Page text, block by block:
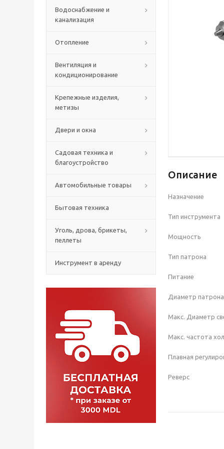
Водоснабжение и
канализация
Отопление
Вентиляция и
кондиционирование
Крепежные изделия,
метизы
Двери и окна
Садовая техника и
благоустройство
Автомобильные товары
Бытовая техника
Уголь, дрова, брикеты,
пеллеты
Инструмент в аренду
Описание
Назначение
Тип инструмента
Мощность
Тип патрона
Питание
Диаметр
Макс. Диаметр
Макс. частота
Плавная
Реверс